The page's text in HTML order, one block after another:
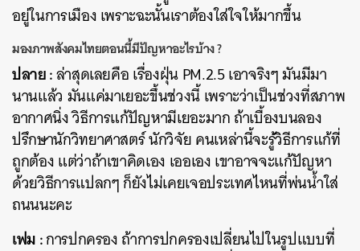
อยู่ในการเมือง เพราะฉะนั้นเราต้องใส่ใจให้มากขึ้น
มองภาพสังคมไทยตอนนี้มีปัญหาอะไรบ้าง ?
ปลาย :ล่าสุดเลยคือ เรื่องฝุ่น PM.2.5 เอาจริงๆ มันมีมา
นานแล้ว มันแค่มาเยอะขึ้นช่วงนี้ เพราะว่าเป็นช่วงที่สภาพ
อากาศนิ่ง วิธีการแก้ปัญหามีเยอะมาก ถ้าเบื้องบนลอง
ปรึกษานักวิทยาศาสตร์ นักวิจัย คนเหล่านี้จะรู้วิธีการแก้ที่
ถูกต้อง แต่ว่าถ้าเขาคิดเอง เออเอง เขาอาจจะแก้ปัญหา
ด้วยวิธีการแปลกๆ ก็ยังไม่เคยเจอประเทศไหนที่พ่นน้ำใส่
ถนนนะคะ
เฟม :การปกครอง ถ้าการปกครองเปลี่ยนไปในรูปแบบที่